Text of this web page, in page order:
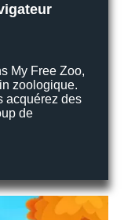
My Free Zoo,
zoologique.
acquérez des
de